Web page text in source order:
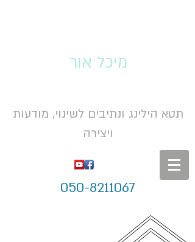
מיכל אור
תטא הילינג ונתיבים לשינוי, מודעות
ויצירה
050-8211067